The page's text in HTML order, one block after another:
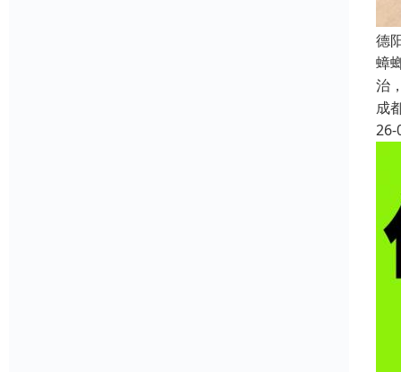
德
蟑
治
成
26-